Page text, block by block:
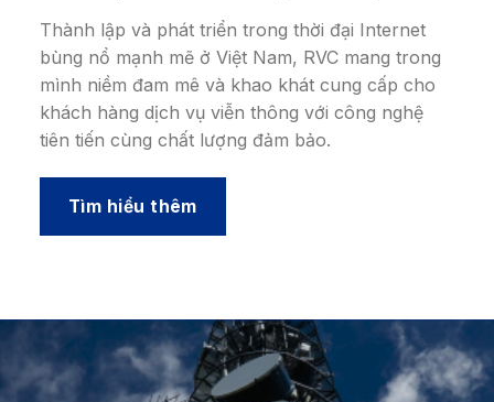
Thành lập và phát triển trong thời đại Internet
bùng nổ mạnh mẽ ở Việt Nam, RVC mang trong
mình niềm đam mê và khao khát cung cấp cho
khách hàng dịch vụ viễn thông với công nghệ
tiên tiến cùng chất lượng đảm bảo.
Tìm hiểu thêm